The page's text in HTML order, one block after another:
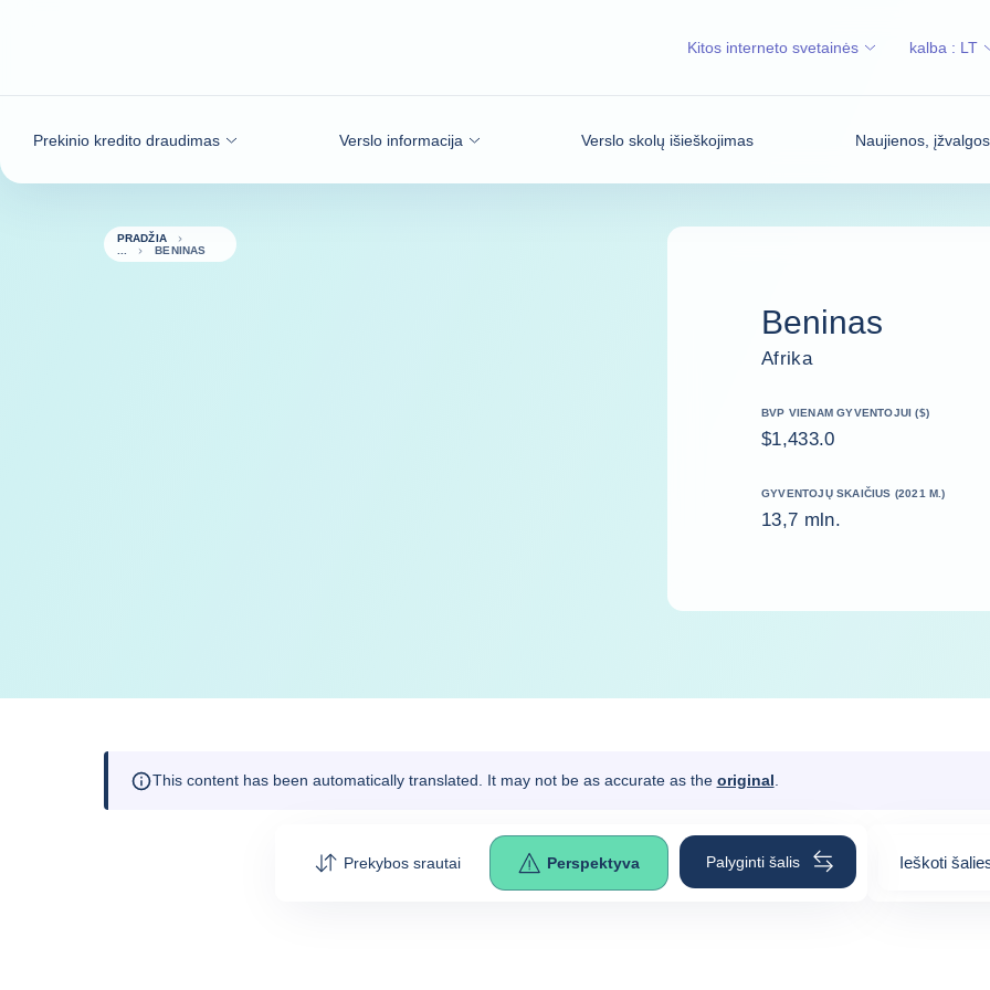
Prekinio kredito draudimas Verslo informacija Verslo skolų išieškojimas Naujienos,
Kitos interneto svetainės kalba : LT
PRADŽIA
BENINAS
Beninas
Afrika
BVP VIENAM GYVENTOJUI ($)
$1,433.0
GYVENTOJŲ SKAIČIUS (2021 M.)
13,7 mln.
This content has been automatically translated. It may not be as accurate as the original
Prekybos srautai Perspektyva Palyginti šalis Ieškoti